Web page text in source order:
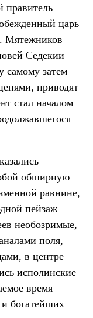
правитель
царь
Мятежников
Седекии
самому затем
приводят
стал началом
обширную
равнине,
пейзаж
необозримые,
поля,
в центре
исполинские
время
богатейших